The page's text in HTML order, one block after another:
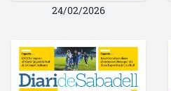
24/02/2026